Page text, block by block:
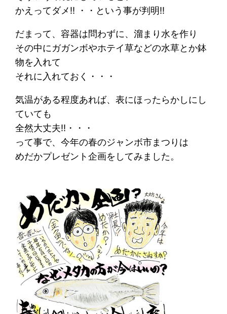
かえってダメ!! ・・という事が判明!!
だまって、容器は問わずに、溜まり水を作り
その中にガガンボやホテイ草などの水草とか鉢
物を入れて
それに入れておく・・・
気温がある程度あれば、表にほったらかしにし
ていても
全然大丈夫!!・・・
って事で、今年の春のジャンボ市まつりは
めだかプレゼント企画をしてみました。